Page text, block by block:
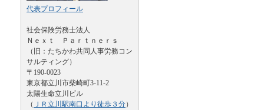
代表プロフィール
社会保険労務士法人
Ｎｅｘｔ Ｐａｒｔｎｅｒｓ
（旧：たちかわ共同人事労務コン
サルティング）
〒190-0023
東京都立川市柴崎町3-11-2
太陽生命立川ビル
（ ＪＲ立川駅南口より徒歩３分）